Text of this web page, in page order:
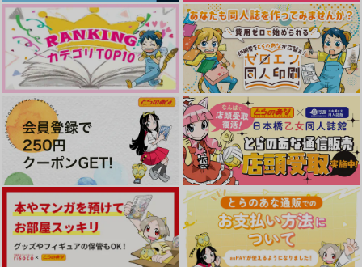
やらしく躾けて愛してあげる－Dom
／Subユニバース－２
最狂ヤンキーが僕だけに夢中な
件！？
なんかもうあーあって感じ。2 特装
僕の愛しいよなさん
エンドロールは地獄まで 2 嘘つきなキスで今日もバイバイ
黄泉のツガイ
ドラマCD「甘くて熱くて息も
できない 4」